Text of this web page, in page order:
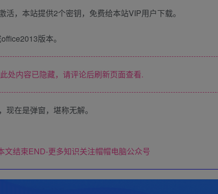
活，本站提供2个密钥，免费给本站VIP用户下载。
版本。
此处内容已隐藏，请评论后刷新页面查看.
在是弹窗，堪称无解。
文结束END-更多知识关注帽帽电脑公众号